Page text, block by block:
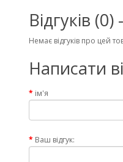
Відгуків
Немає відгуків про цей
Написати
ім'я
Ваш відгук: